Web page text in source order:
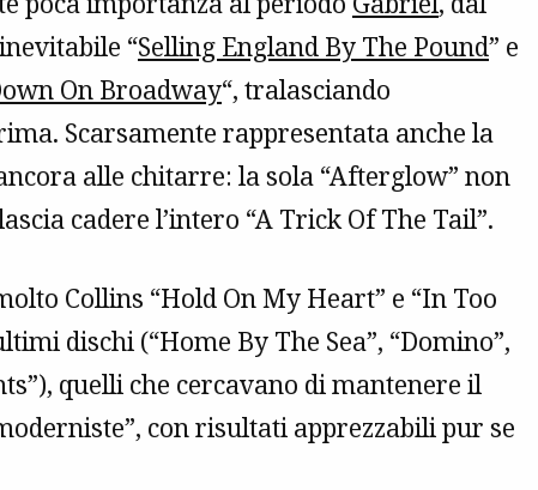
“Selling England By The Pound” e
On Broadway“, tralasciando
Scarsamente rappresentata anche la
alle chitarre: la sola “Afterglow” non
cadere l’intero “A Trick Of The Tail”.
Collins “Hold On My Heart” e “In Too
dischi (“Home By The Sea”, “Domino”,
quelli che cercavano di mantenere il
con risultati apprezzabili pur se